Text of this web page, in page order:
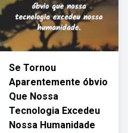
Se Tornou
Aparentemente óbvio
Que Nossa
Tecnologia Excedeu
Nossa Humanidade